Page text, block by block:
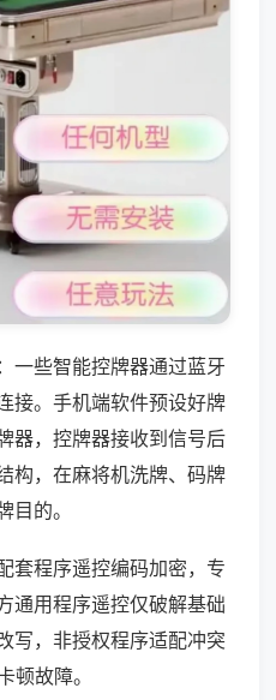
一些智能控牌器通过蓝牙
接。手机端软件预设好牌
器，控牌器接收到信号后
构，在麻将机洗牌、码牌
的。
套程序遥控编码加密，专
通用程序遥控仅破解基础
写，非授权程序适配冲突
顿故障。